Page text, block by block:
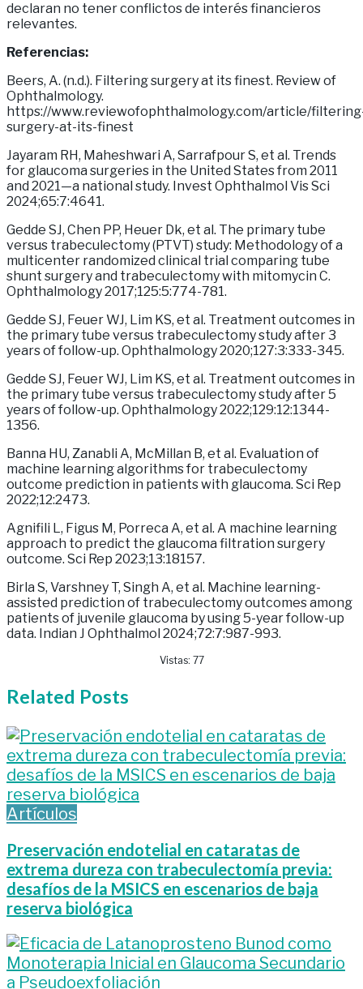
declaran no tener conflictos de interés financieros
relevantes.
Referencias:
Beers, A. (n.d.). Filtering surgery at its finest. Review of
Ophthalmology.
https://www.reviewofophthalmology.com/article/
surgery-at-its-finest
Jayaram RH, Maheshwari A, Sarrafpour S, et al. Trends
for glaucoma surgeries in the United States from 2011
and 2021—a national study. Invest Ophthalmol Vis Sci
2024;65:7:4641.
Gedde SJ, Chen PP, Heuer Dk, et al. The primary tube
versus trabeculectomy (PTVT) study: Methodology of a
multicenter randomized clinical trial comparing tube
shunt surgery and trabeculectomy with mitomycin C.
Ophthalmology 2017;125:5:774-781.
Gedde SJ, Feuer WJ, Lim KS, et al. Treatment outcomes in
the primary tube versus trabeculectomy study after 3
years of follow-up. Ophthalmology 2020;127:3:333-345.
Gedde SJ, Feuer WJ, Lim KS, et al. Treatment outcomes in
the primary tube versus trabeculectomy study after 5
years of follow-up. Ophthalmology 2022;129:12:1344-
1356.
Banna HU, Zanabli A, McMillan B, et al. Evaluation of
machine learning algorithms for trabeculectomy
outcome prediction in patients with glaucoma. Sci Rep
2022;12:2473.
Agnifili L, Figus M, Porreca A, et al. A machine learning
approach to predict the glaucoma filtration surgery
outcome. Sci Rep 2023;13:18157.
Birla S, Varshney T, Singh A, et al. Machine learning-
assisted prediction of trabeculectomy outcomes among
patients of juvenile glaucoma by using 5-year follow-up
data. Indian J Ophthalmol 2024;72:7:987-993.
Vistas: 77
Related Posts
Artículos
Preservación endotelial en cataratas de
extrema dureza con trabeculectomía previa:
desafíos de la MSICS en escenarios de baja
reserva biológica